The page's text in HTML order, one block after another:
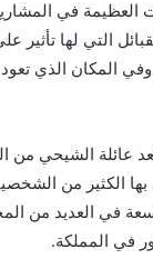
العظيمة في
التي لها تأثير
المكان الذي تعود
عائلة الشيحي من
الكثير من
في العديد من
في المملكة.